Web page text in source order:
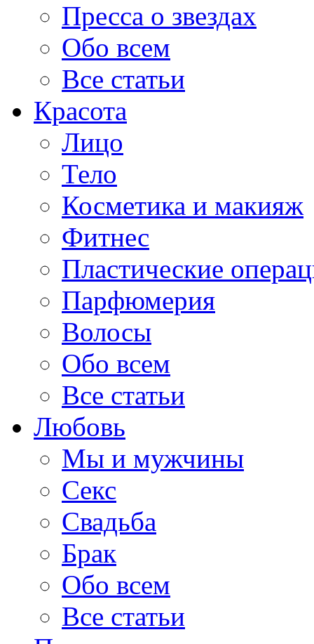
Пресса о звездах
Обо всем
Все статьи
Красота
Лицо
Тело
Косметика и макияж
Фитнес
Пластические
Парфюмерия
Волосы
Обо всем
Все статьи
Любовь
Мы и мужчины
Секс
Свадьба
Брак
Обо всем
Все статьи